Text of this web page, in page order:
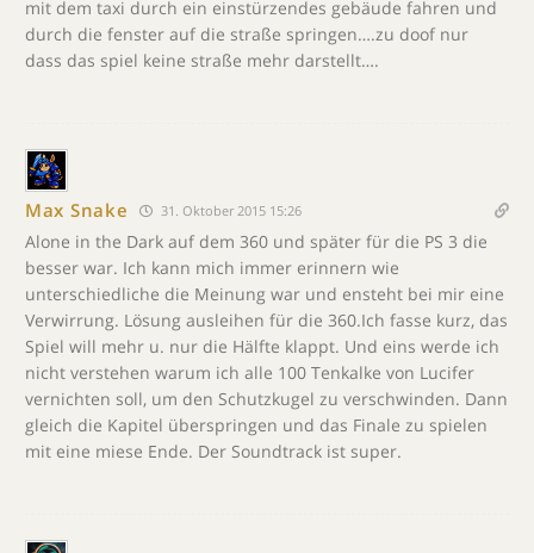
mit dem taxi durch ein einstürzendes gebäude fahren und
durch die fenster auf die straße springen….zu doof nur
dass das spiel keine straße mehr darstellt….
Max Snake 31. Oktober 2015 15:26
Alone in the Dark auf dem 360 und später für die PS 3 die
besser war. Ich kann mich immer erinnern wie
unterschiedliche die Meinung war und ensteht bei mir eine
Verwirrung. Lösung ausleihen für die 360.Ich fasse kurz, das
Spiel will mehr u. nur die Hälfte klappt. Und eins werde ich
nicht verstehen warum ich alle 100 Tenkalke von Lucifer
vernichten soll, um den Schutzkugel zu verschwinden. Dann
gleich die Kapitel überspringen und das Finale zu spielen
mit eine miese Ende. Der Soundtrack ist super.